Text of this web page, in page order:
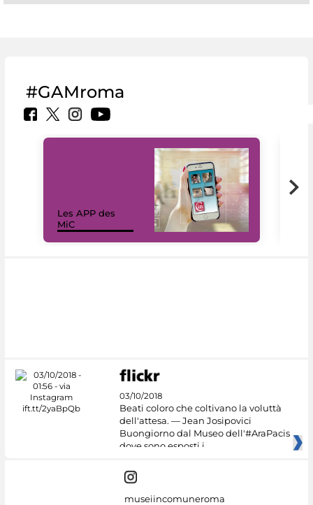
#GAMroma
Les APP des
MiC
03/10/2018
Beati coloro che coltivano la voluttà
dell'attesa. — Jean Josipovici
Buongiorno dal Museo dell'#AraPacis
dove sono esposti i
museiincomuneroma